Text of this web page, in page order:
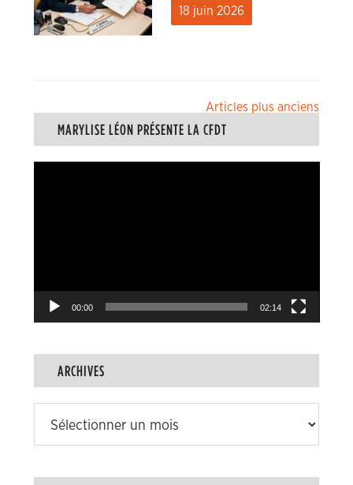
18 juin 2026
Navigation
des
articles
Articles plus anciens
MARYLISE LÉON PRÉSENTE LA CFDT
00:00 02:14
ARCHIVES